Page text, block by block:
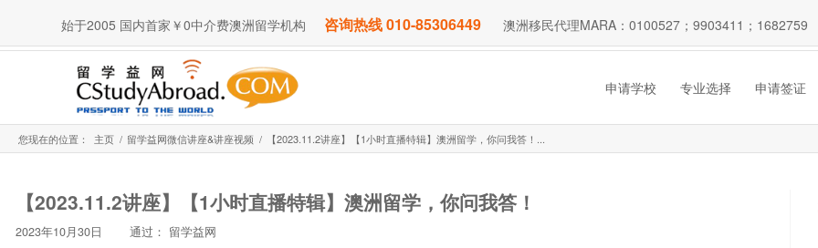
始于2005 国内首家￥0中介费澳洲留学机构 咨询热线 010-85306449 澳洲移民代理MARA：0100527；9903411；1682759
申请学校 专业选择 申请签证
您现在的位置： 主页 / 留学益网微信讲座&讲座视频 / 【2023.11.2讲座】【1小时直播特辑】澳洲留学，你问我答！...
【2023.11.2讲座】【1小时直播特辑】澳洲留学，你问我答！
2023年10月30日 通过： 留学益网